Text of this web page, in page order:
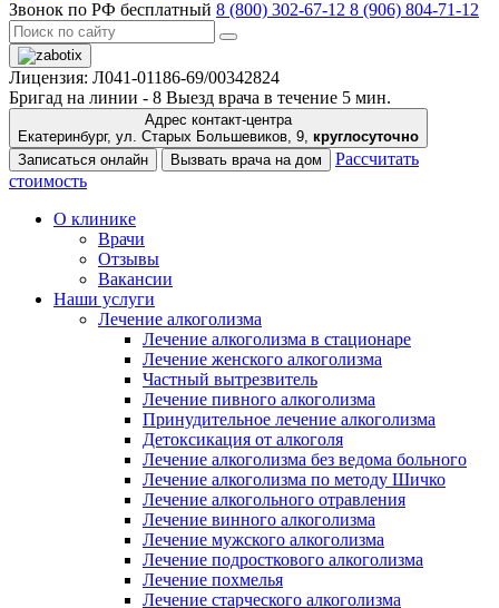
Звонок по РФ бесплатный 8 (800) 302-67-12 8 (906) 804-71-12
Лицензия: Л041-01186-69/00342824
Бригад на линии - 8 Выезд врача в течение 5 мин.
Адрес контакт-центра
Екатеринбург, ул. Старых Большевиков, 9, круглосуточно
Записаться онлайн
Вызвать врача на дом
Рассчитать
стоимость
О клинике
Врачи
Отзывы
Вакансии
Наши услуги
Лечение алкоголизма
Лечение алкоголизма в стационаре
Лечение женского алкоголизма
Частный вытрезвитель
Лечение пивного алкоголизма
Принудительное лечение алкоголизма
Детоксикация от алкоголя
Лечение алкоголизма без ведома больного
Лечение алкоголизма по методу Шичко
Лечение алкогольного отравления
Лечение винного алкоголизма
Лечение мужского алкоголизма
Лечение подросткового алкоголизма
Лечение похмелья
Лечение старческого алкоголизма